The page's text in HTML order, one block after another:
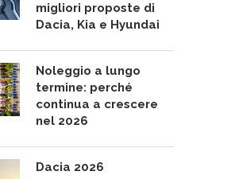
migliori proposte di
Dacia, Kia e Hyundai
Noleggio a lungo
termine: perché
continua a crescere
nel 2026
Dacia 2026